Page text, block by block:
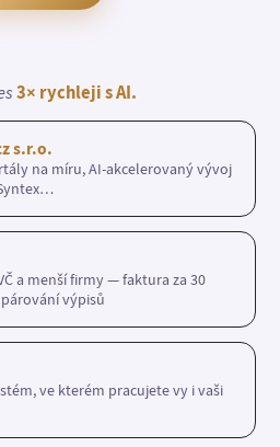
3× rychleji s AI.
s.r.o.
na míru, AI-akcelerovaný vývoj
a menší firmy — faktura za 30
výpisů
ve kterém pracujete vy i vaši